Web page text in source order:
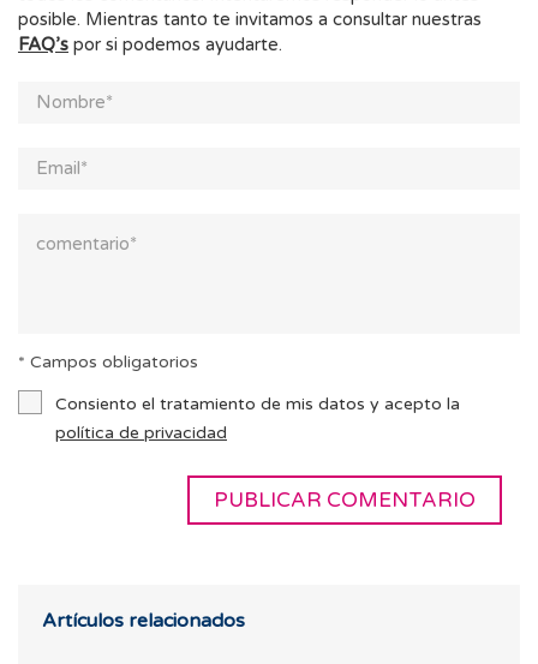
posible. Mientras tanto te invitamos a consultar nuestras
FAQ’s por si podemos ayudarte.
* Campos obligatorios
Consiento el tratamiento de mis datos y acepto la
política de privacidad
Artículos relacionados